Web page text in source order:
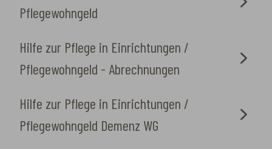
Pflegewohngeld
Hilfe zur Pflege in Einrichtungen /
Pflegewohngeld - Abrechnungen
Hilfe zur Pflege in Einrichtungen /
Pflegewohngeld Demenz WG